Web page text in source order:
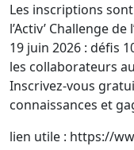
Les inscriptions
l’Activ’ Challenge
19 juin 2026 : défis
les collaborateurs
Inscrivez-vous
connaissances et
lien utile : https://